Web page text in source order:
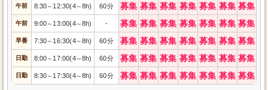
午前 8:30～ 12:30(4～8h) 60分 募集 募集 募集 募集 募集 募集 募集
午前 9:00～ 13:00(4～8h) - 募集 募集 募集 募集 募集 募集 募集
早番 7:30～ 16:30(4～8h) 60分 募集 募集 募集 募集 募集 募集 募集
日勤 8:00～ 17:00(4～8h) 60分 募集 募集 募集 募集 募集 募集 募集
日勤 8:30～ 17:30(4～8h) 60分 募集 募集 募集 募集 募集 募集 募集